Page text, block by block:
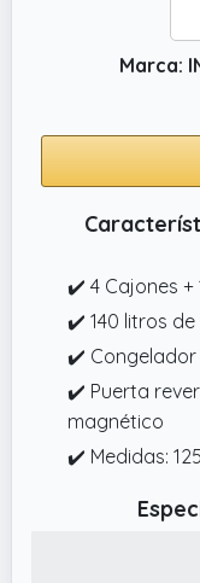
Marca:
✔️ 4 Cajones +
✔️ 140 litros
✔️ Congelador
✔️ Puerta
magnético
✔️ Medidas: